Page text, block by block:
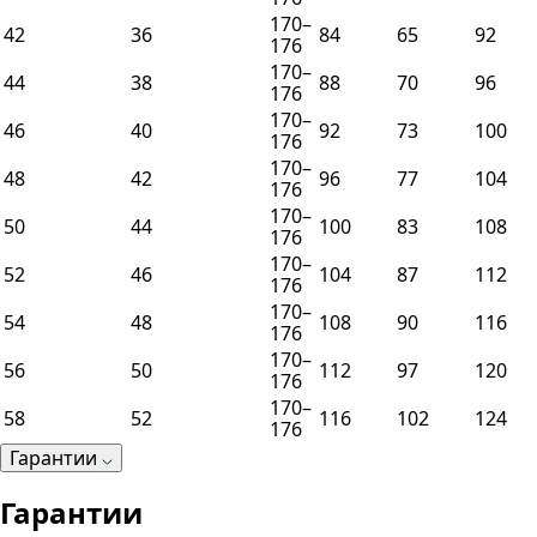
42
36
170–
176
84 65
92
44
38
170–
176
88 70
96
46
40
170–
176
92 73
100
48
42
170–
176
96 77
104
50
44
170–
176
100 83
108
52
46
170–
176
104 87
112
54
48
170–
176
108 90
116
56
50
170–
176
112 97
120
58
52
170–
176
116 102
124
Гарантии
Гарантии